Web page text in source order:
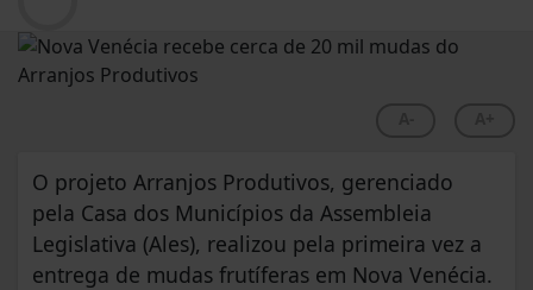
O projeto Arranjos Produtivos, gerenciado
pela Casa dos Municípios da Assembleia
Legislativa (Ales), realizou pela primeira vez a
entrega de mudas frutíferas em Nova Venécia.